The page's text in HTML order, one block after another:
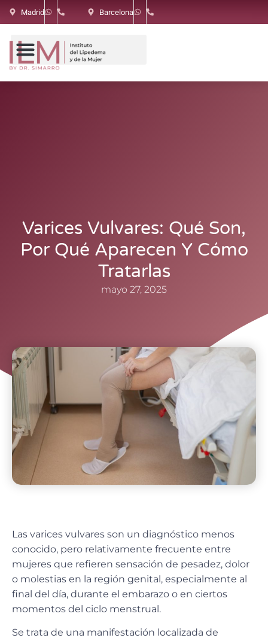
Madrid Barcelona
Varices Vulvares: Qué Son,
Por Qué Aparecen Y Cómo
Tratarlas
mayo 27, 2025
Las varices vulvares son un diagnóstico menos
conocido, pero relativamente frecuente entre
mujeres que refieren sensación de pesadez, dolor
o molestias en la región genital, especialmente al
final del día, durante el embarazo o en ciertos
momentos del ciclo menstrual.
Se trata de una manifestación localizada de